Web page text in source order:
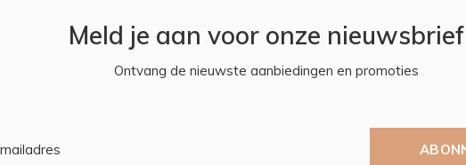
Meld je aan voor onze nieuwsbrief
Ontvang de nieuwste aanbiedingen en promoties